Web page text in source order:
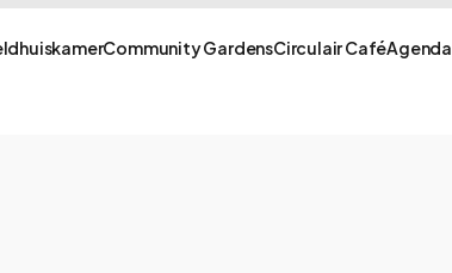
Community GardensCirculair CaféAgenda